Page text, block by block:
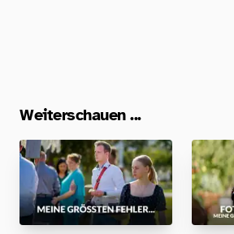
Weiterschauen ...